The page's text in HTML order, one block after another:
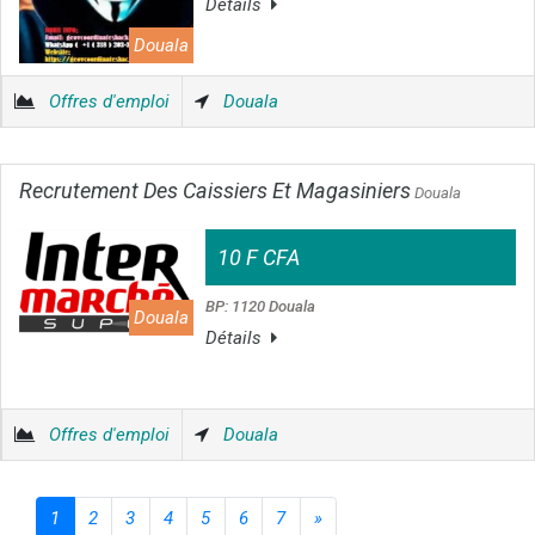
Douala
Détails
Offres d'emploi Douala
Recrutement Des Caissiers Et Magasiniers Douala
Douala
10 F CFA
BP: 1120 Douala
Détails
Offres d'emploi Douala
1 2 3 4 5 6 7 »